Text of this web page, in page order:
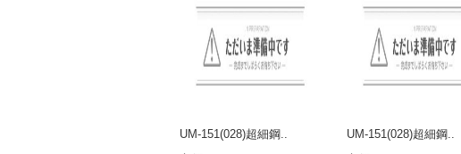
UM-151(028)超細鋼..
UM-151(028)超細鋼..